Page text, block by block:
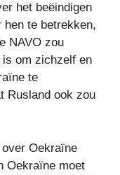
het beëindigen
hen te betrekken,
NAVO zou
is om zichzelf en
te
Rusland ook zou
over Oekraïne
Oekraïne moet